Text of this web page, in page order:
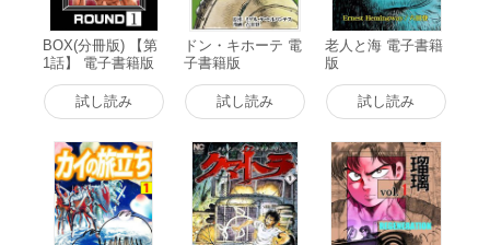
BOX(分冊版) 【第
1話】 電子書籍版
試し読み
ドン・キホーテ 電
子書籍版
試し読み
老人と海 電子書籍
版
試し読み